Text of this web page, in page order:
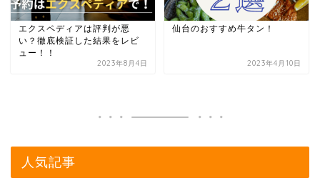
エクスペディアは評判が悪
い？徹底検証した結果をレビ
ュー！！
2023年8月4日
仙台のおすすめ牛タン！
2023年4月10日
人気記事